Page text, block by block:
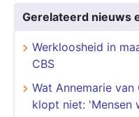
Gerelateerd nieuws
Werkloosheid in
CBS
Wat Annemarie
klopt niet: 'Mensen